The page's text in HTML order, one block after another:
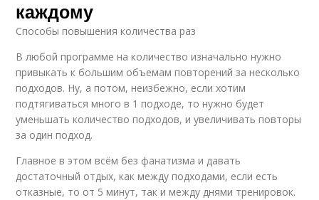
каждому
Способы повышения количества раз
В любой программе на количество изначально нужно
привыкать к большим объемам повторений за несколько
подходов. Ну, а потом, неизбежно, если хотим
подтягиваться много в 1 подходе, то нужно будет
уменьшать количество подходов, и увеличивать повторы
за один подход.
Главное в этом всём без фанатизма и давать
достаточный отдых, как между подходами, если есть
отказные, то от 5 минут, так и между днями тренировок.